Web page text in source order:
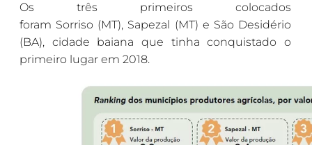
Os três primeiros colocados
foram Sorriso (MT), Sapezal (MT) e São Desidério
(BA), cidade baiana que tinha conquistado o
primeiro lugar em 2018.